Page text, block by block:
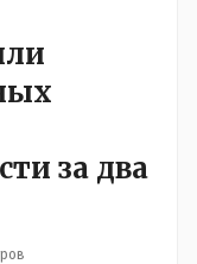
за два